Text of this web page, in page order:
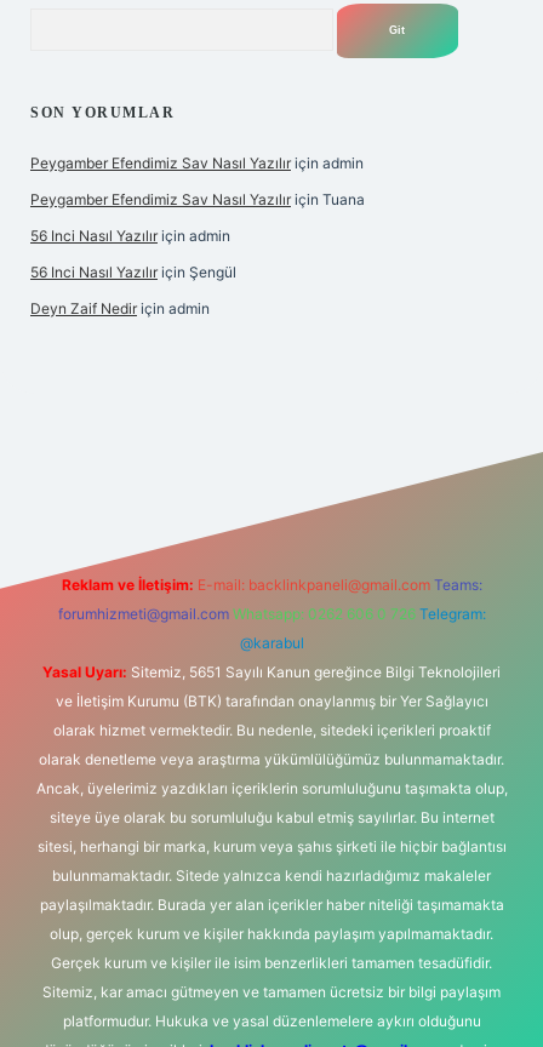
SON YORUMLAR
Peygamber Efendimiz Sav Nasıl Yazılır için admin
Peygamber Efendimiz Sav Nasıl Yazılır için Tuana
56 Inci Nasıl Yazılır için admin
56 Inci Nasıl Yazılır için Şengül
Deyn Zaif Nedir için admin
Reklam ve İletişim: E-mail: backlinkpaneli@gmail.com Teams:
forumhizmeti@gmail.com Whatsapp: 0262 606 0 726 Telegram:
@karabul
Yasal Uyarı: Sitemiz, 5651 Sayılı Kanun gereğince Bilgi Teknolojileri
ve İletişim Kurumu (BTK) tarafından onaylanmış bir Yer Sağlayıcı
olarak hizmet vermektedir. Bu nedenle, sitedeki içerikleri proaktif
olarak denetleme veya araştırma yükümlülüğümüz bulunmamaktadır.
Ancak, üyelerimiz yazdıkları içeriklerin sorumluluğunu taşımakta olup,
siteye üye olarak bu sorumluluğu kabul etmiş sayılırlar. Bu internet
sitesi, herhangi bir marka, kurum veya şahıs şirketi ile hiçbir bağlantısı
bulunmamaktadır. Sitede yalnızca kendi hazırladığımız makaleler
paylaşılmaktadır. Burada yer alan içerikler haber niteliği taşımamakta
olup, gerçek kurum ve kişiler hakkında paylaşım yapılmamaktadır.
Gerçek kurum ve kişiler ile isim benzerlikleri tamamen tesadüfidir.
Sitemiz, kar amacı gütmeyen ve tamamen ücretsiz bir bilgi paylaşım
platformudur. Hukuka ve yasal düzenlemelere aykırı olduğunu